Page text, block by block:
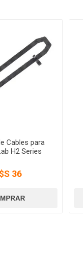
Cables para
H2 Series
36